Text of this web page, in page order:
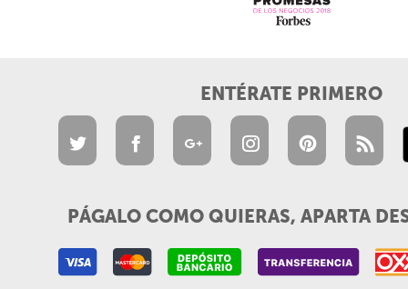
ENTÉRATE PRIMERO
PÁGALO COMO QUIERAS, APARTA